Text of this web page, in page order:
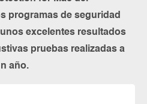
programas de seguridad
excelentes resultados
pruebas realizadas a
año.